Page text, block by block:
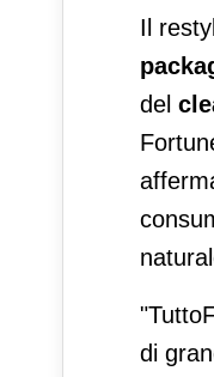
Il
del
di